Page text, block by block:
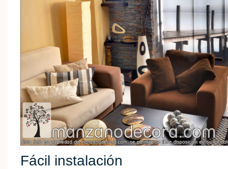
Fácil instalación